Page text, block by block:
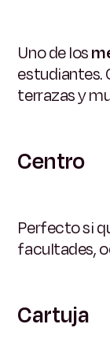
Uno de los
estudiantes.
terrazas y
Centro
Perfecto si
facultades,
Cartuja